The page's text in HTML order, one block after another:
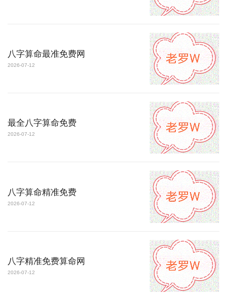
八字算命最准免费网
2026-07-12
最全八字算命免费
2026-07-12
八字算命精准免费
2026-07-12
八字精准免费算命网
2026-07-12